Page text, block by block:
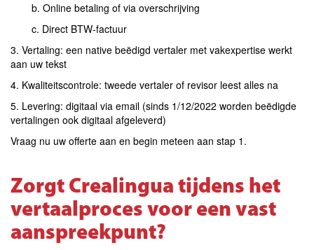
b. Online betaling of via overschrijving
c. Direct BTW-factuur
3. Vertaling: een native beëdigd vertaler met vakexpertise werkt
aan uw tekst
4. Kwaliteitscontrole: tweede vertaler of revisor leest alles na
5. Levering: digitaal via email (sinds 1/12/2022 worden beëdigde
vertalingen ook digitaal afgeleverd)
Vraag nu uw offerte aan en begin meteen aan stap 1.
Zorgt Crealingua tijdens het
vertaalproces voor een vast
aanspreekpunt?